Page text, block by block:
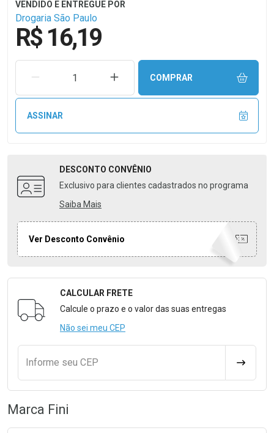
Drogaria São Paulo
R$ 16,19
REMOVER UMA UNIDADEAUMENTAR UMA UNIDADE
COMPRAR
ASSINAR
DESCONTO CONVÊNIO
Exclusivo para clientes cadastrados no programa
Saiba Mais
Ver Desconto Convênio
Formulário para Calcular o Frete
CALCULAR FRETE
Calcule o prazo e o valor das suas entregas
Não sei meu CEP
Informe seu CEP
Marca Fini